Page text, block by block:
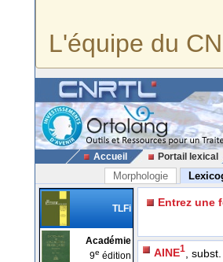
L'équipe du
Accueil Portail lexical
Morphologie
TLFi
Académie
9e édition
Entrez une
AINE1 ,